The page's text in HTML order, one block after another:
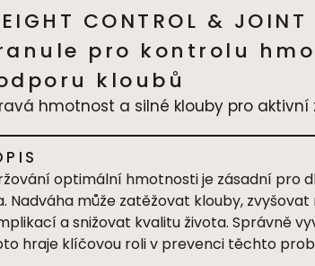
CONTROL & JOINT
pro kontrolu
kloubů
hmotnost a silné klouby pro aktivní
optimální hmotnosti je zásadní pro
Nadváha může zatěžovat klouby,
a snižovat kvalitu života. Správně
hraje klíčovou roli v prevenci těchto